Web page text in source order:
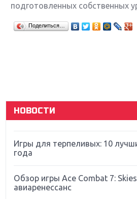
подготовленных собственных
Поделиться…
НОВОСТИ
Крупнейшие релизы мая:
Sony
Far Cry 5: хвалить нельзя
Игры для терпеливых: 10
года
Обзор игры Ace Combat 7:
авиаренессанс